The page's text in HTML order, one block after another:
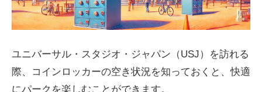
ユニバーサル・スタジオ・ジャパン（USJ）を訪れる
際、コインロッカーの空き状況を知っておくと、快適
にパークを楽しむことができます。